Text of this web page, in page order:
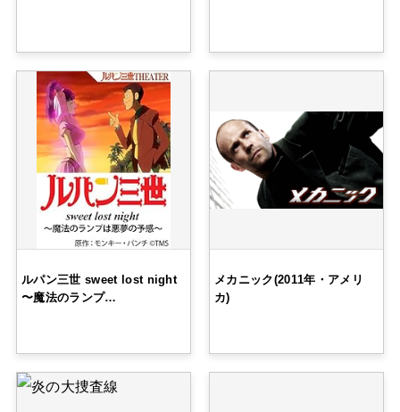
ルパン三世 sweet lost night
〜魔法のランプ…
メカニック(2011年・アメリ
カ)